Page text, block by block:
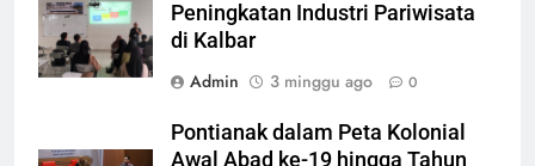
Peningkatan Industri Pariwisata
di Kalbar
Admin
3 minggu ago 0
Pontianak dalam Peta Kolonial
Awal Abad ke-19 hingga Tahun